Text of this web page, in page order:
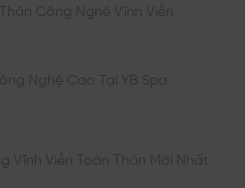
Công Nghệ Vĩnh Viễn
Nghệ Cao Tại YB Spa
Vĩnh Viễn Toàn Thân Mới Nhất